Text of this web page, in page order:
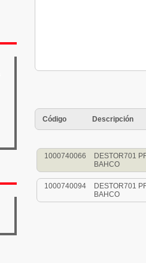
Código Descripción
1000740066
DESTOR701
BAHCO
1000740094
DESTOR701
BAHCO